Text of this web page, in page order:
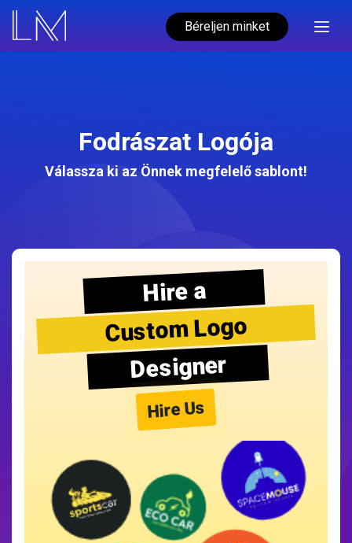
Béreljen minket
Fodrászat Logója
Válassza ki az Önnek megfelelő sablont!
Hire a
Custom Logo
Designer
Hire Us